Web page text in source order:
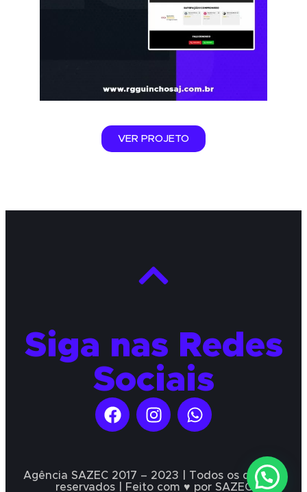
VER PROJETO
Siga nas Redes
Sociais
Agência SAZEC 2017 – 2023 | Todos os direitos
reservados | Feito com ♥ por SAZEC